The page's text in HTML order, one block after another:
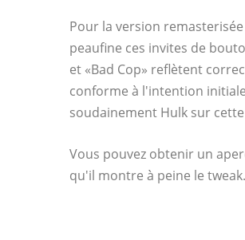
Pour la version
peaufine ces invites de
et «Bad Cop» reflètent
conforme à l'intention
soudainement Hulk sur
Vous pouvez obtenir un
qu'il montre à peine le tweak.